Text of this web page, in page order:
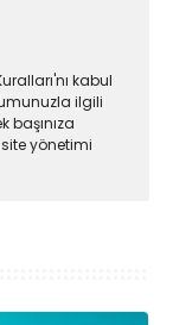
kabul
ilgili
yönetimi